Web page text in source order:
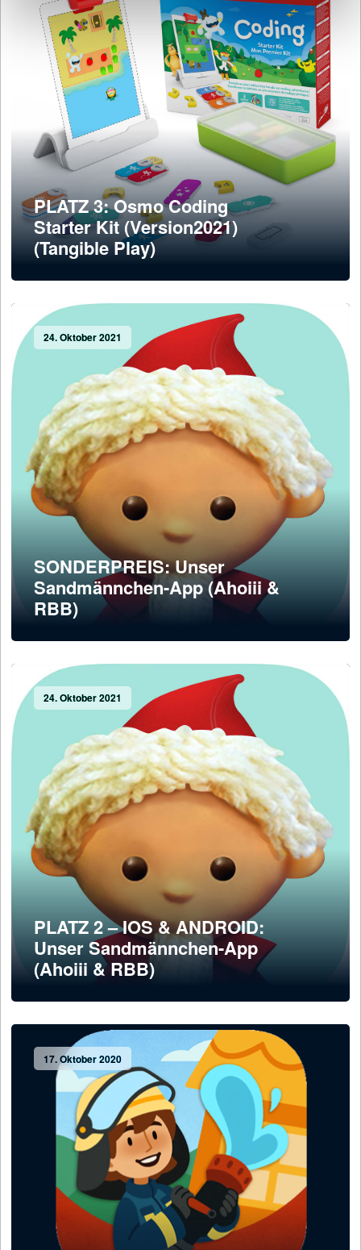
PLATZ 3: Osmo Coding
Starter Kit (Version2021)
(Tangible Play)
24. Oktober 2021
SONDERPREIS: Unser
Sandmännchen-App (Ahoiii &
RBB)
24. Oktober 2021
PLATZ 2 – IOS & ANDROID:
Unser Sandmännchen-App
(Ahoiii & RBB)
17. Oktober 2020